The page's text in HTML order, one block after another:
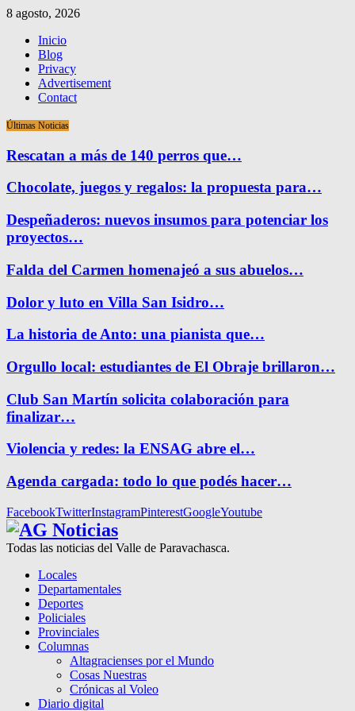
8 agosto, 2026
Inicio
Blog
Privacy
Advertisement
Contact
Últimas Noticias
Rescatan a más de 140 perros que…
Chocolate, juegos y regalos: la propuesta para…
Despeñaderos: nuevos insumos para potenciar los
proyectos…
Falda del Carmen homenajeó a sus abuelos…
Dolor y luto en Villa San Isidro…
La historia de Anto: una pianista que…
Orgullo local: estudiantes de El Obraje brillaron…
Club San Martín solicita colaboración para
finalizar…
Violencia y redes: la ENSAG abre el…
Agenda cargada: todo lo que podés hacer…
FacebookTwitterInstagramPinterestGoogleYoutube
Todas las noticias del Valle de Paravachasca.
Locales
Departamentales
Deportes
Policiales
Provinciales
Columnas
Altagracienses por el Mundo
Cosas Nuestras
Crónicas al Voleo
Diario digital